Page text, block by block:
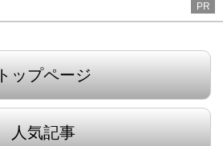
PR
トップページ
人気記事